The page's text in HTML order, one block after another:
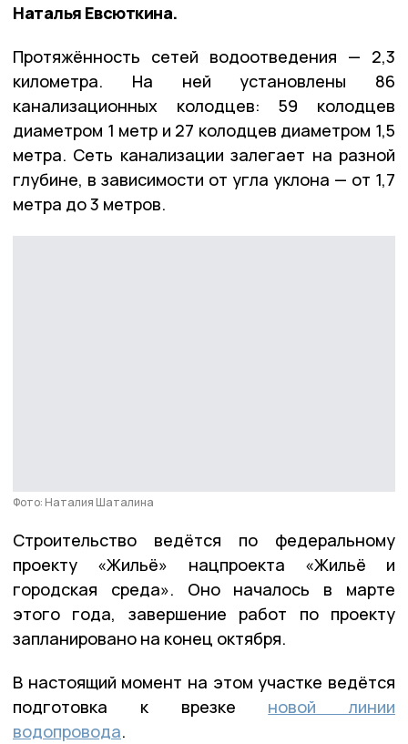
Наталья Евсюткина.
Протяжённость сетей водоотведения — 2,3
километра. На ней установлены 86
канализационных колодцев: 59 колодцев
диаметром 1 метр и 27 колодцев диаметром 1,5
метра. Сеть канализации залегает на разной
глубине, в зависимости от угла уклона — от 1,7
метра до 3 метров.
Фото: Наталия Шаталина
Строительство ведётся по федеральному
проекту «Жильё» нацпроекта «Жильё и
городская среда». Оно началось в марте
этого года, завершение работ по проекту
запланировано на конец октября.
В настоящий момент на этом участке ведётся
подготовка к врезке новой линии
водопровода.